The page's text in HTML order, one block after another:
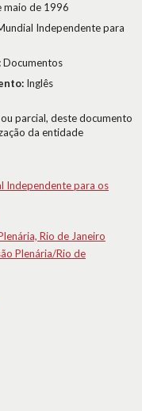
maio de 1996
Independente para
Documentos
Inglês
parcial, deste documento
da entidade
Independente para os
Rio de Janeiro
Plenária/Rio de